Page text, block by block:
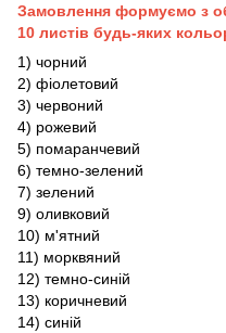
Замовлення формуємо з
10 листів будь-яких
1) чорний
2) фіолетовий
3) червоний
4) рожевий
5) помаранчевий
6) темно-зелений
7) зелений
9) оливковий
10) м'ятний
11) морквяний
12) темно-синій
13) коричневий
14) синій